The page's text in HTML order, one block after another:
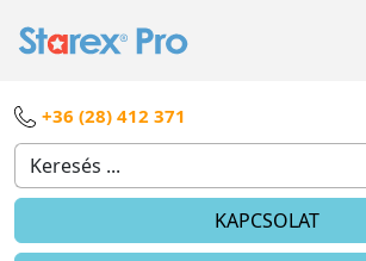
+36 (28) 412 371
KAPCSOLAT